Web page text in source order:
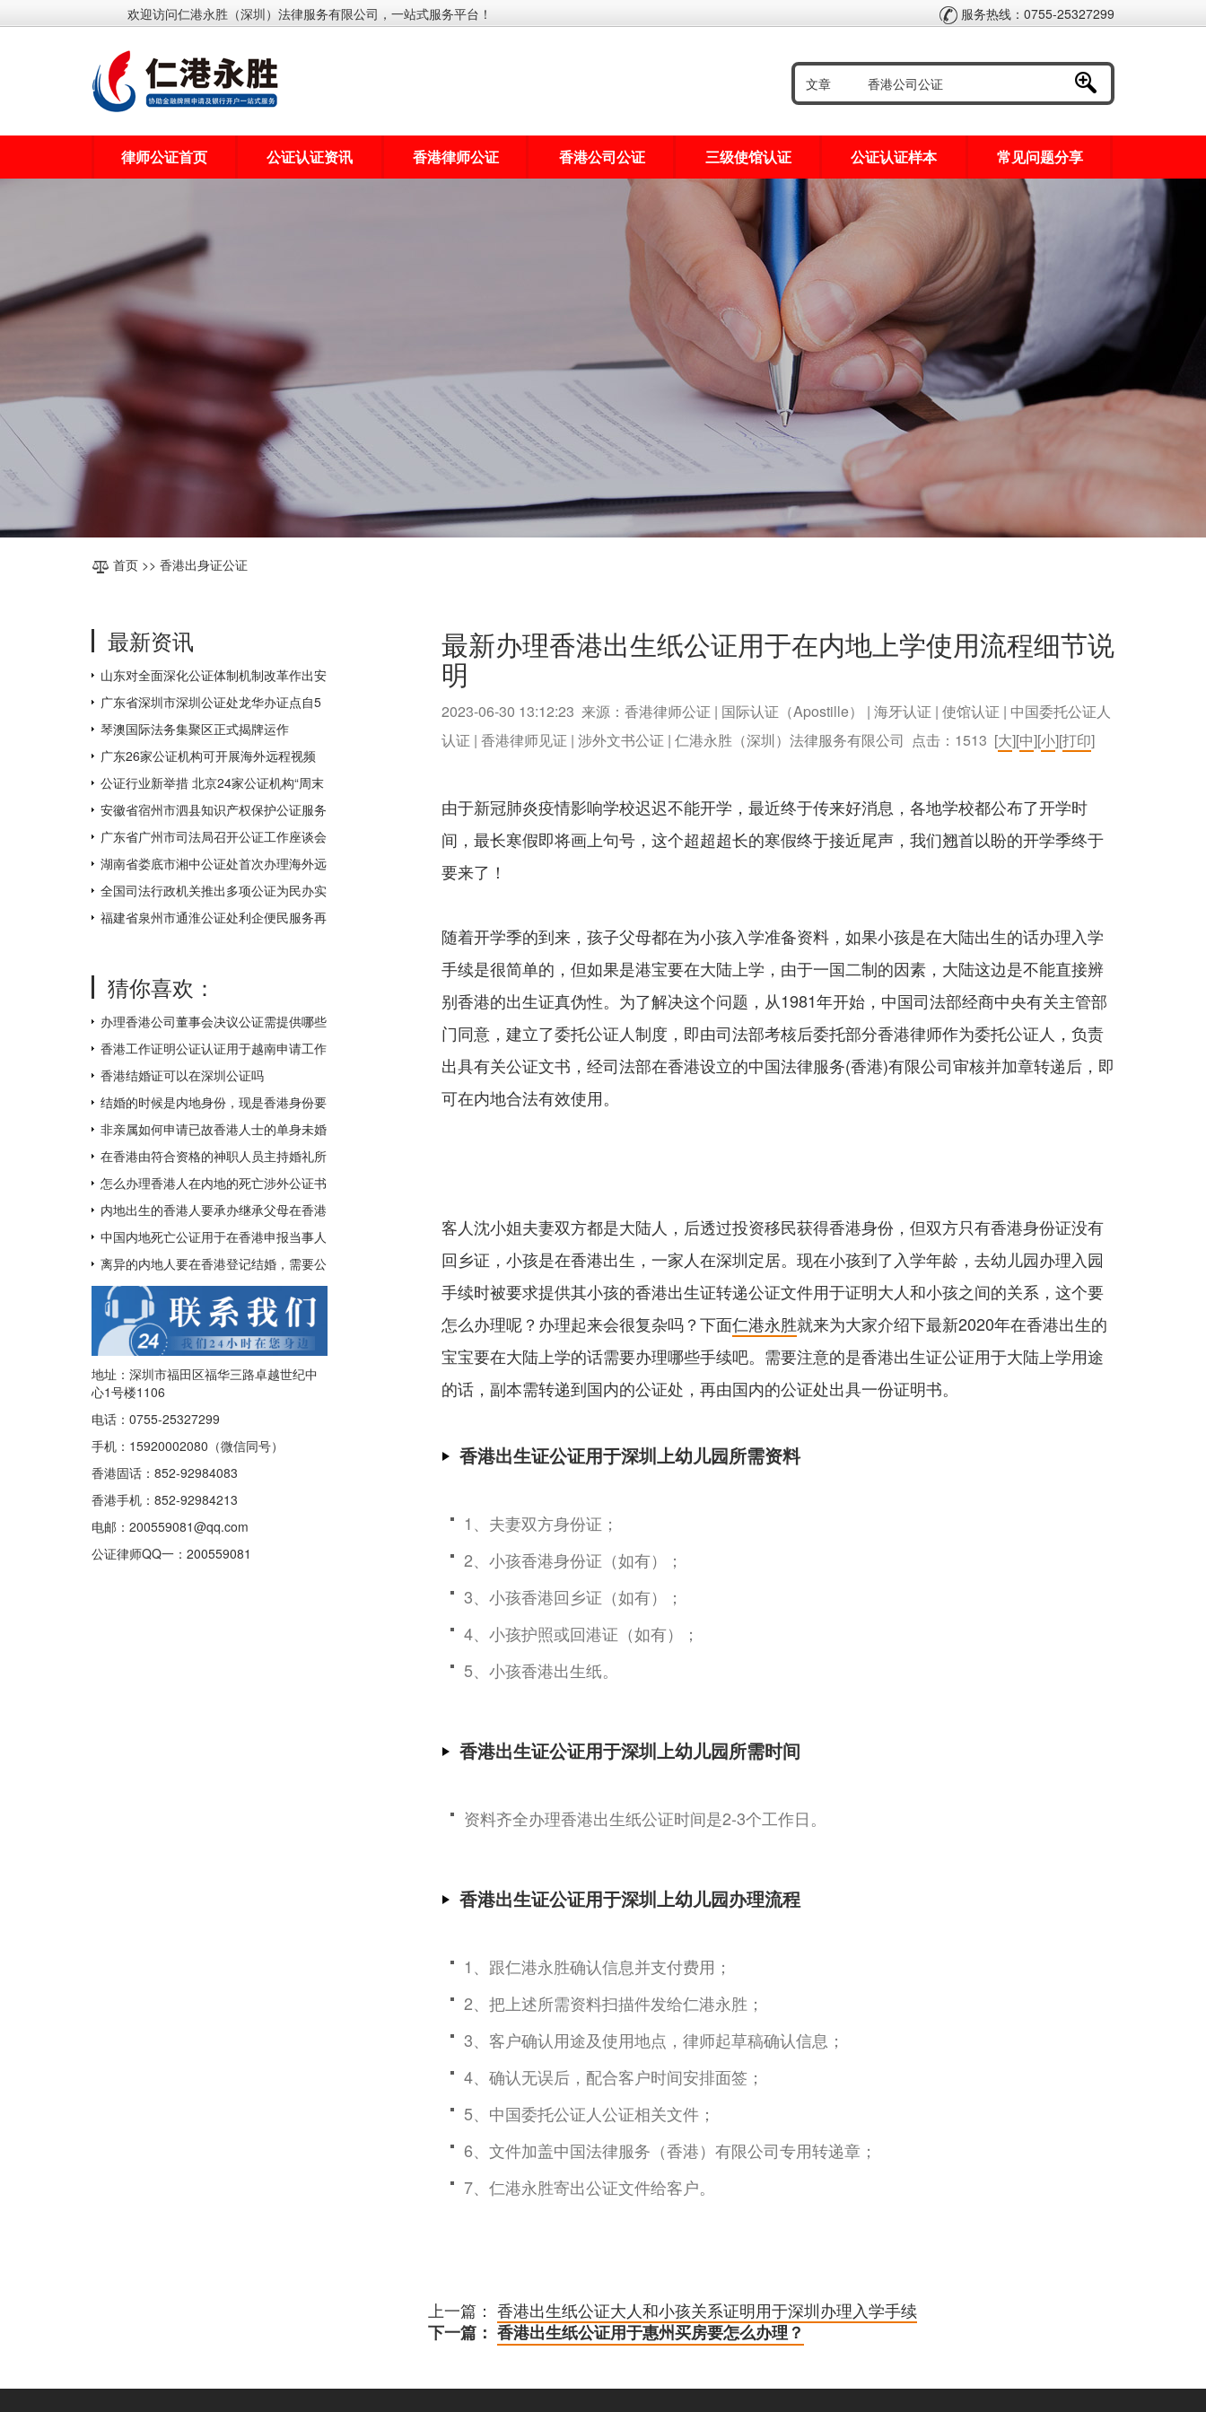
欢迎访问仁港永胜（深圳）法律服务有限公司，一站式服务平台！ 服务热线：0755-25327299
律师公证首页 公证认证资讯 香港律师公证 香港公司公证 三级使馆认证 公证认证样本 常见问题分享
首页 >> 香港出身证公证
最新资讯
山东对全面深化公证体制机制改革作出安
排部署
广东省深圳市深圳公证处龙华办证点自5
月31日起对外办公
琴澳国际法务集聚区正式揭牌运作
广东26家公证机构可开展海外远程视频
公证，为全国数量最多
公证行业新举措 北京24家公证机构“周末
不打烊
安徽省宿州市泗县知识产权保护公证服务
中心揭牌成立
广东省广州市司法局召开公证工作座谈会
湖南省娄底市湘中公证处首次办理海外远
程视频公证 让距离不再遥远
全国司法行政机关推出多项公证为民办实
事措施
福建省泉州市通淮公证处利企便民服务再
猜你喜欢：
办理香港公司董事会决议公证需提供哪些
附件？
香港工作证明公证认证用于越南申请工作
签证如何办理？
香港结婚证可以在深圳公证吗
结婚的时候是内地身份，现是香港身份要
如何补领香港结婚证呢？
非亲属如何申请已故香港人士的单身未婚
证明文件呢？
在香港由符合资格的神职人员主持婚礼所
得的结婚证书怎么才能得到内地的认可
呢？
怎么办理香港人在内地的死亡涉外公证书
用于配偶在香港再婚？
内地出生的香港人要承办继承父母在香港
的遗产如何办理中国出生公证及认证呢？
中国内地死亡公证用于在香港申报当事人
已经去世及申请注销其香港身份证
离异的内地人要在香港登记结婚，需要公
证香港离婚绝对判令吗？
地址：深圳市福田区福华三路卓越世纪中
心1号楼1106
电话：0755-25327299
手机：15920002080（微信同号）
香港固话：852-92984083
香港手机：852-92984213
电邮：200559081@qq.com
公证律师QQ一： 200559081
最新办理香港出生纸公证用于在内地上学使用流程细节说
明
2023-06-30 13:12:23 来源：香港律师公证 | 国际认证（Apostille） | 海牙认证 | 使馆认证 | 中国委托公证人
认证 | 香港律师见证 | 涉外文书公证 | 仁港永胜（深圳）法律服务有限公司 点击： 1513 [大][中][小][打印]
由于新冠肺炎疫情影响学校迟迟不能开学，最近终于传来好消息，各地学校都公布了开学时
间，最长寒假即将画上句号，这个超超超长的寒假终于接近尾声，我们翘首以盼的开学季终于
要来了！
随着开学季的到来，孩子父母都在为小孩入学准备资料，如果小孩是在大陆出生的话办理入学
手续是很简单的，但如果是港宝要在大陆上学，由于一国二制的因素，大陆这边是不能直接辨
别香港的出生证真伪性。为了解决这个问题，从1981年开始，中国司法部经商中央有关主管部
门同意，建立了委托公证人制度，即由司法部考核后委托部分香港律师作为委托公证人，负责
出具有关公证文书，经司法部在香港设立的中国法律服务(香港)有限公司审核并加章转递后，即
可在内地合法有效使用。
客人沈小姐夫妻双方都是大陆人，后透过投资移民获得香港身份，但双方只有香港身份证没有
回乡证，小孩是在香港出生，一家人在深圳定居。现在小孩到了入学年龄，去幼儿园办理入园
手续时被要求提供其小孩的香港出生证转递公证文件用于证明大人和小孩之间的关系，这个要
怎么办理呢？办理起来会很复杂吗？下面仁港永胜就来为大家介绍下最新2020年在香港出生的
宝宝要在大陆上学的话需要办理哪些手续吧。需要注意的是香港出生证公证用于大陆上学用途
的话，副本需转递到国内的公证处，再由国内的公证处出具一份证明书。
香港出生证公证用于深圳上幼儿园所需资料
1、夫妻双方身份证；
2、小孩香港身份证（如有）；
3、小孩香港回乡证（如有）；
4、小孩护照或回港证（如有）；
5、小孩香港出生纸。
香港出生证公证用于深圳上幼儿园所需时间
资料齐全办理香港出生纸公证时间是2-3个工作日。
香港出生证公证用于深圳上幼儿园办理流程
1、跟仁港永胜确认信息并支付费用；
2、把上述所需资料扫描件发给仁港永胜；
3、客户确认用途及使用地点，律师起草稿确认信息；
4、确认无误后，配合客户时间安排面签；
5、中国委托公证人公证相关文件；
6、文件加盖中国法律服务（香港）有限公司专用转递章；
7、仁港永胜寄出公证文件给客户。
上一篇： 香港出生纸公证大人和小孩关系证明用于深圳办理入学手续
下一篇： 香港出生纸公证用于惠州买房要怎么办理？